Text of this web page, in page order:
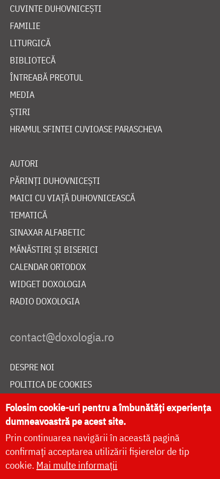
CUVINTE DUHOVNICEȘTI
FAMILIE
LITURGICĂ
BIBLIOTECĂ
ÎNTREABĂ PREOTUL
MEDIA
ȘTIRI
HRAMUL SFINTEI CUVIOASE PARASCHEVA
AUTORI
PĂRINȚI DUHOVNICEȘTI
MAICI CU VIAȚĂ DUHOVNICEASCĂ
TEMATICĂ
SINAXAR ALFABETIC
MĂNĂSTIRI ȘI BISERICI
CALENDAR ORTODOX
WIDGET DOXOLOGIA
RADIO DOXOLOGIA
DESPRE NOI
POLITICA DE COOKIES
DONEAZĂ ONLINE PENTRU CATEDRALA NAȚIONALĂ
LIVE
Folosim cookie-uri pentru a îmbunătăți experiența
dumneavoastră pe acest site.
Prin continuarea navigării în această pagină
confirmați acceptarea utilizării fișierelor de tip
cookie. Mai multe informații